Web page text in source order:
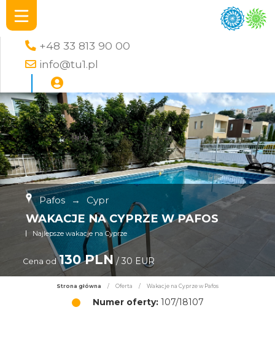
+48 33 813 90 00
info@tu1.pl
Pafos → Cypr
WAKACJE NA CYPRZE W PAFOS
Najlepsze wakacje na Cyprze
Cena od 130 PLN/ 30 EUR
Strona główna / Oferta / Wakacje na Cyprze w Pafos
Numer oferty:107/18107